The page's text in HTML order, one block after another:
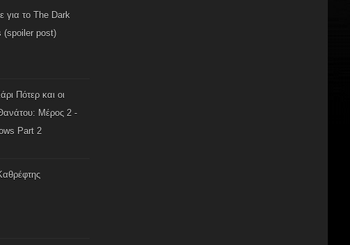
για το The Dark
(spoiler post)
Πότερ και οι
Μέρος 2 -
Part 2